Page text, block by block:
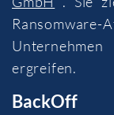
Ransomware-
ergreifen.
BackOff